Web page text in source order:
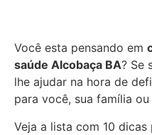
Você esta pensando em
saúde Alcobaça BA? Se
lhe ajudar na hora de
para você, sua família ou
Veja a lista com 10